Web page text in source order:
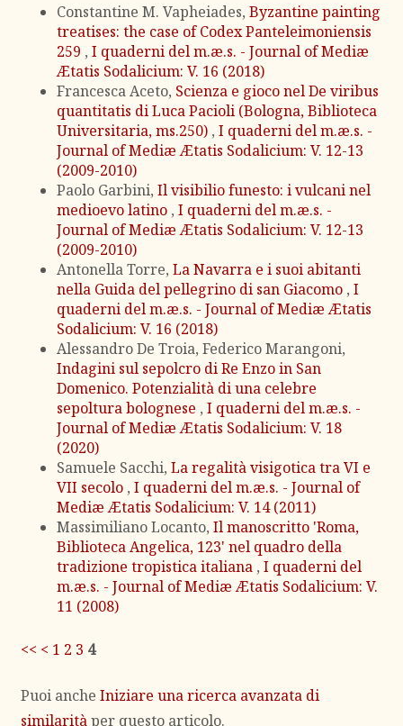
Constantine M. Vapheiades, Byzantine painting
treatises: the case of Codex Panteleimoniensis
259 , I quaderni del m.æ.s. - Journal of Mediæ
Ætatis Sodalicium: V. 16 (2018)
Francesca Aceto, Scienza e gioco nel De viribus
quantitatis di Luca Pacioli (Bologna, Biblioteca
Universitaria, ms.250) , I quaderni del m.æ.s. -
Journal of Mediæ Ætatis Sodalicium: V. 12-13
(2009-2010)
Paolo Garbini, Il visibilio funesto: i vulcani nel
medioevo latino , I quaderni del m.æ.s. -
Journal of Mediæ Ætatis Sodalicium: V. 12-13
(2009-2010)
Antonella Torre, La Navarra e i suoi abitanti
nella Guida del pellegrino di san Giacomo , I
quaderni del m.æ.s. - Journal of Mediæ Ætatis
Sodalicium: V. 16 (2018)
Alessandro De Troia, Federico Marangoni,
Indagini sul sepolcro di Re Enzo in San
Domenico. Potenzialità di una celebre
sepoltura bolognese , I quaderni del m.æ.s. -
Journal of Mediæ Ætatis Sodalicium: V. 18
(2020)
Samuele Sacchi, La regalità visigotica tra VI e
VII secolo , I quaderni del m.æ.s. - Journal of
Mediæ Ætatis Sodalicium: V. 14 (2011)
Massimiliano Locanto, Il manoscritto 'Roma,
Biblioteca Angelica, 123' nel quadro della
tradizione tropistica italiana , I quaderni del
m.æ.s. - Journal of Mediæ Ætatis Sodalicium: V.
11 (2008)
<< < 1 2 3 4
Puoi anche Iniziare una ricerca avanzata di
similaritàper questo articolo.